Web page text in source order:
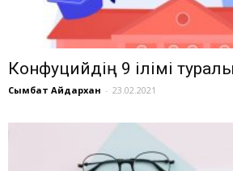
Конфуцийдің 9 ілімі туралы
Сымбат Айдархан - 23.02.2021